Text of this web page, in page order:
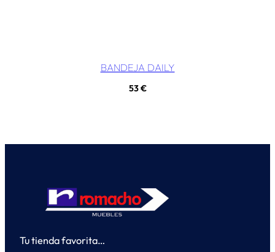
BANDEJA DAILY
53€
Tu tienda favorita…